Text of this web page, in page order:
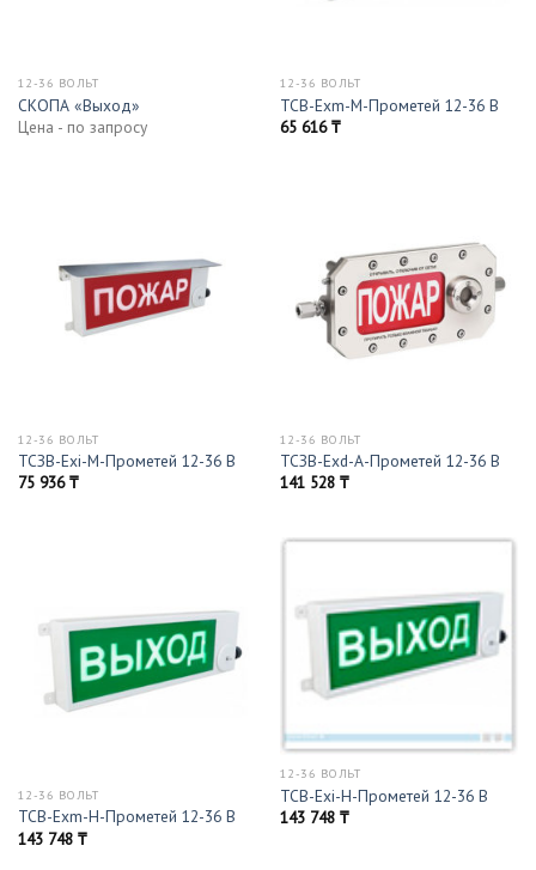
12-36 ВОЛЬТ
СКОПА «Выход»
Цена - по запросу
12-36 ВОЛЬТ
ТСВ-Exm-M-Прометей 12-36 В
65 616₸
12-36 ВОЛЬТ
ТСЗВ-Exi-М-Прометей 12-36 В
75 936₸
12-36 ВОЛЬТ
ТСЗВ-Exd-А-Прометей 12-36 В
141 528 ₸
12-36 ВОЛЬТ
ТСВ-Exm-Н-Прометей 12-36 В
143 748 ₸
12-36 ВОЛЬТ
ТСВ-Exi-Н-Прометей 12-36 В
143 748 ₸